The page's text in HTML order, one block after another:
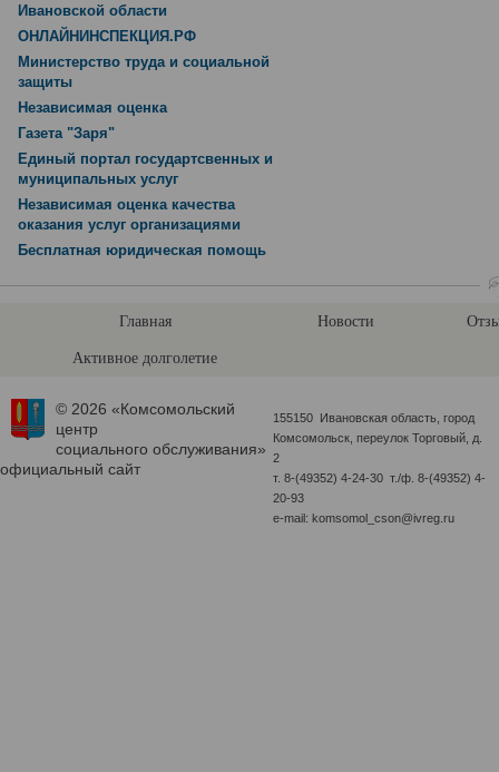
Ивановской области
ОНЛАЙНИНСПЕКЦИЯ.РФ
Министерство труда и социальной
защиты
Независимая оценка
Газета "Заря"
Единый портал государтсвенных и
муниципальных услуг
Независимая оценка качества
оказания услуг организациями
Бесплатная юридическая помощь
Главная Новости
Активное долголетие
© 2026 «Комсомольский
центр
социального обслуживания»
официальный сайт
155150 Ивановская область, город
Комсомольск, переулок Торговый, д.
2
т. 8-(49352) 4-24-30 т./ф. 8-(49352) 4-
20-93
e-mail: komsomol_cson@ivreg.ru